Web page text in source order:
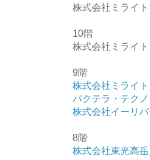
株式会社ミライト
10階
株式会社ミライト
9階
株式会社ミライ
パクテラ・テク
株式会社イーリ
8階
株式会社東光高岳